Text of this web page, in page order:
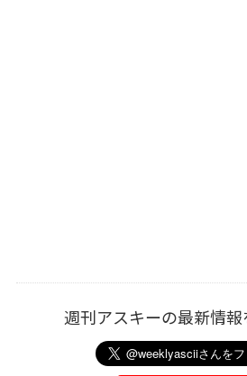
週刊アスキーの最新情報